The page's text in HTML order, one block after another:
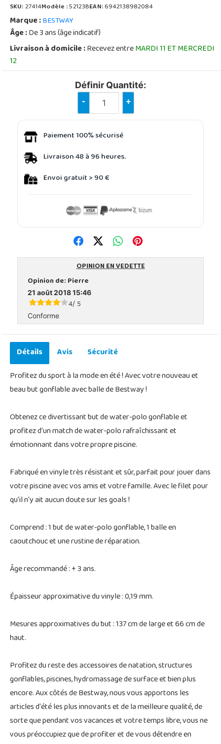
SKU:27414Modèle :52123BEAN:6942138982084
Marque :BESTWAY
Âge :De 3 ans (âge indicatif)
Livraison à domicile :Recevez entreMARDI 11 ET MERCREDI
12
Définir Quantité:
- +
Paiement 100% sécurisé
Livraison 48 à 96 heures.
Envoi gratuit > 90 €
OPINION EN VEDETTE
Opinion de:Pierre
21 août 2018 15:46
4/ 5
Conforme
Détails Avis
Sécurité
Profitez du sport à la mode en été ! Avec votre nouveau et
beau but gonflable avec balle de Bestway !
Obtenez ce divertissant but de water-polo gonflable et
profitez d'un match de water-polo rafraîchissant et
émotionnant dans votre propre piscine.
Fabriqué en vinyle très résistant et sûr, parfait pour jouer dans
votre piscine avec vos amis et votre famille. Avec le filet pour
qu'il n'y ait aucun doute sur les goals !
Comprend : 1 but de water-polo gonflable, 1 balle en
caoutchouc et une rustine de réparation.
Âge recommandé : + 3 ans.
Épaisseur approximative du vinyle : 0,19 mm.
Mesures approximatives du but : 137 cm de large et 66 cm de
haut.
Profitez du reste des accessoires de natation, structures
gonflables, piscines, hydromassage de surface et bien plus
encore. Aux côtés de Bestway, nous vous apportons les
articles d'été les plus innovants et de la meilleure qualité, de
sorte que pendant vos vacances et votre temps libre, vous ne
vous préoccupiez que de profiter et de vous détendre en